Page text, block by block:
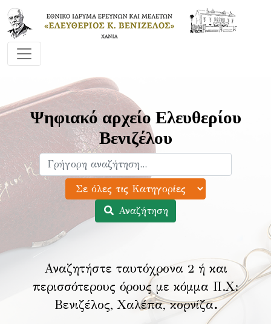
Ψηφιακό αρχείο Ελευθερίου
Βενιζέλου
Αναζήτηση
Αναζητήστε ταυτόχρονα 2 ή και
περισσότερους όρους με κόμμα Π.Χ:
Βενιζέλος, Χαλέπα, κορνίζα.